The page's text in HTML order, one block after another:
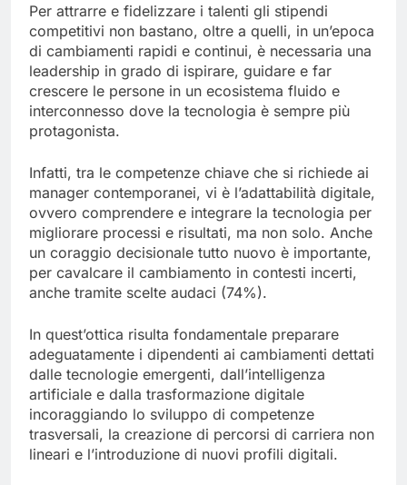
Per attrarre e fidelizzare i talenti gli stipendi
competitivi non bastano, oltre a quelli, in un’epoca
di cambiamenti rapidi e continui, è necessaria una
leadership in grado di ispirare, guidare e far
crescere le persone in un ecosistema fluido e
interconnesso dove la tecnologia è sempre più
protagonista.
Infatti, tra le competenze chiave che si richiede ai
manager contemporanei, vi è l’adattabilità digitale,
ovvero comprendere e integrare la tecnologia per
migliorare processi e risultati, ma non solo. Anche
un coraggio decisionale tutto nuovo è importante,
per cavalcare il cambiamento in contesti incerti,
anche tramite scelte audaci (74%).
In quest’ottica risulta fondamentale preparare
adeguatamente i dipendenti ai cambiamenti dettati
dalle tecnologie emergenti, dall’intelligenza
artificiale e dalla trasformazione digitale
incoraggiando lo sviluppo di competenze
trasversali, la creazione di percorsi di carriera non
lineari e l’introduzione di nuovi profili digitali.